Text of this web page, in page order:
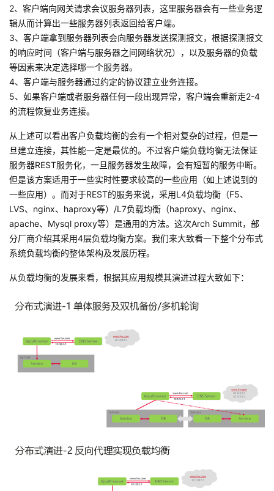
学
堂
我
的
课
程
我
的
认
证
我
的
实
验
我
的
收
藏
持
我
的
技
术
支
持
我
的
云
声
建
议
2、客户端向网关请求会议服务器列表，这里服务器会有一些业务逻
辑从而计算出一些服务器列表返回给客户端。
3、客户端拿到服务器列表会向服务器发送探测报文，根据探测报文
的响应时间（客户端与服务器之间网络状况），以及服务器的负载
等因素来决定选择哪一个服务器。
4、客户端与服务器通过约定的协议建立业务连接。
5、如果客户端或者服务器任何一段出现异常，客户端会重新走2-4
的流程恢复业务连接。
从上述可以看出客户负载均衡的会有一个相对复杂的过程，但是一
旦建立连接，其性能一定是最优的。不过客户端负载均衡无法保证
服务器REST服务化，一旦服务器发生故障，会有短暂的服务中断。
但是该方案适用于一些实时性要求较高的一些应用（如上述说到的
一些应用）。而对于REST的服务来说，采用L4负载均衡（F5、
LVS、nginx、haproxy等）/L7负载均衡（haproxy、nginx、
apache、Mysql proxy等）是通用的方法。这次Arch Summit，部
分厂商介绍其采用4层负载均衡方案。我们来大致看一下整个分布式
系统负载均衡的整体架构及发展历程。
从负载均衡的发展来看，根据其应用规模其演进过程大致如下：